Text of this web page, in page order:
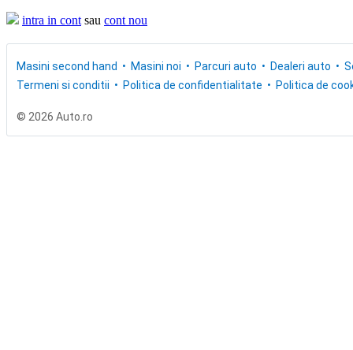
intra in cont sau cont nou
Masini second hand Masini noi Parcuri auto Dealeri auto
Termeni si conditii
Politica de confidentialitate Politica de
© 2026 Auto.ro